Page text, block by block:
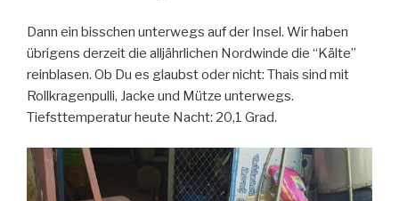
Dann ein bisschen unterwegs auf der Insel. Wir haben
übrigens derzeit die alljährlichen Nordwinde die “Kälte”
reinblasen. Ob Du es glaubst oder nicht: Thais sind mit
Rollkragenpulli, Jacke und Mütze unterwegs.
Tiefsttemperatur heute Nacht: 20,1 Grad.